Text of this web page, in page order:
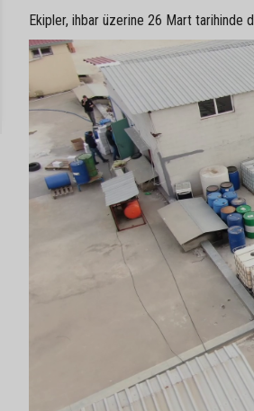
Ekipler, ihbar üzerine 26 Mart tarihinde